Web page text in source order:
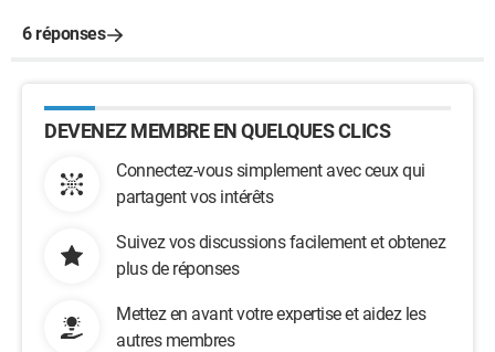
6 réponses
DEVENEZ MEMBRE EN QUELQUES CLICS
Connectez-vous simplement avec ceux qui
partagent vos intérêts
Suivez vos discussions facilement et obtenez
plus de réponses
Mettez en avant votre expertise et aidez les
autres membres